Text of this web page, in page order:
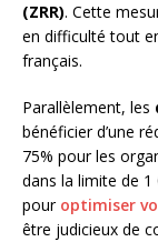
(ZRR). Cette
en difficulté tout
français.
Parallèlement, les
bénéficier d’une
75% pour les
dans la limite de
pour optimiser
être judicieux de